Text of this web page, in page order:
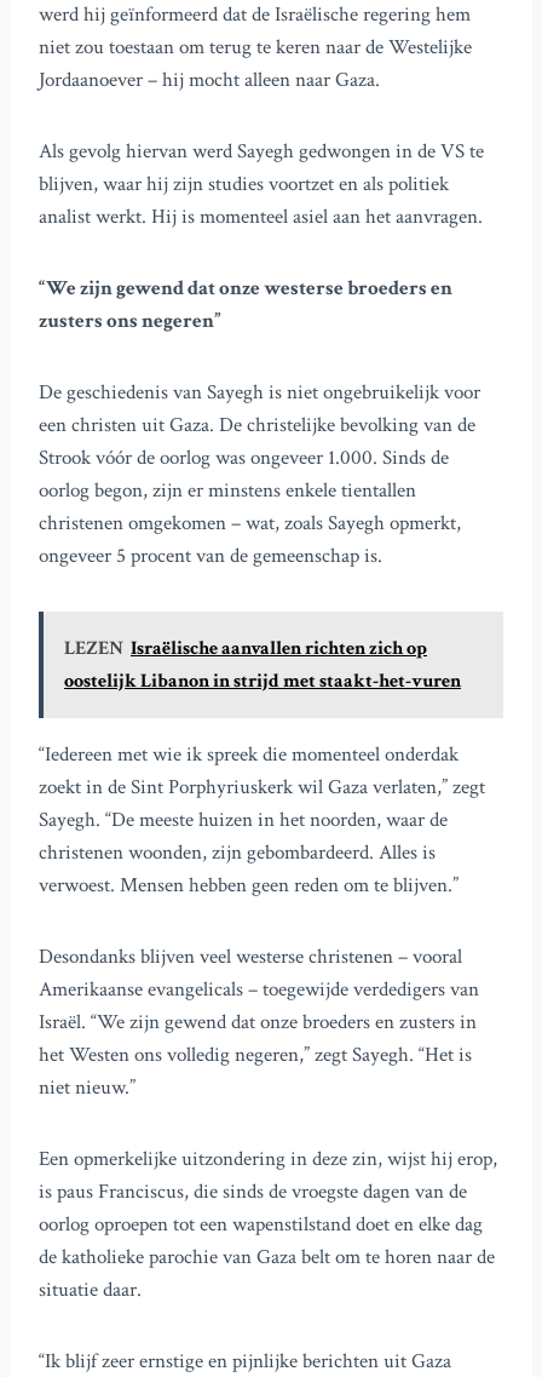
werd hij geïnformeerd dat de Israëlische regering hem
niet zou toestaan om terug te keren naar de Westelijke
Jordaanoever – hij mocht alleen naar Gaza.
Als gevolg hiervan werd Sayegh gedwongen in de VS te
blijven, waar hij zijn studies voortzet en als politiek
analist werkt. Hij is momenteel asiel aan het aanvragen.
“We zijn gewend dat onze westerse broeders en
zusters ons negeren”
De geschiedenis van Sayegh is niet ongebruikelijk voor
een christen uit Gaza. De christelijke bevolking van de
Strook vóór de oorlog was ongeveer 1.000. Sinds de
oorlog begon, zijn er minstens enkele tientallen
christenen omgekomen – wat, zoals Sayegh opmerkt,
ongeveer 5 procent van de gemeenschap is.
LEZEN Israëlische aanvallen richten zich op
oostelijk Libanon in strijd met staakt-het-vuren
“Iedereen met wie ik spreek die momenteel onderdak
zoekt in de Sint Porphyriuskerk wil Gaza verlaten,” zegt
Sayegh. “De meeste huizen in het noorden, waar de
christenen woonden, zijn gebombardeerd. Alles is
verwoest. Mensen hebben geen reden om te blijven.”
Desondanks blijven veel westerse christenen – vooral
Amerikaanse evangelicals – toegewijde verdedigers van
Israël. “We zijn gewend dat onze broeders en zusters in
het Westen ons volledig negeren,” zegt Sayegh. “Het is
niet nieuw.”
Een opmerkelijke uitzondering in deze zin, wijst hij erop,
is paus Franciscus, die sinds de vroegste dagen van de
oorlog oproepen tot een wapenstilstand doet en elke dag
de katholieke parochie van Gaza belt om te horen naar de
situatie daar.
“Ik blijf zeer ernstige en pijnlijke berichten uit Gaza